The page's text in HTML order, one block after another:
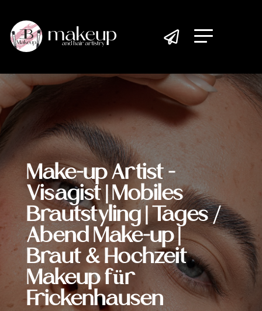

Make-up Artist -
Visagist | Mobiles
Brautstyling | Tages /
Abend Make-up |
Braut & Hochzeit
Makeup für
Frickenhausen